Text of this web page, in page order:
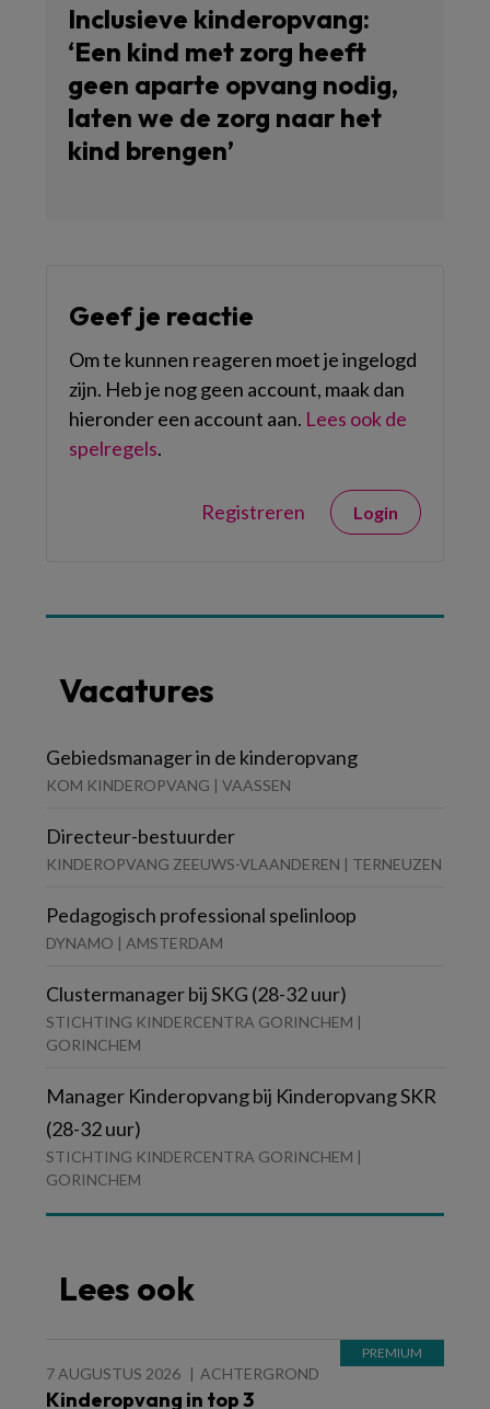
Inclusieve kinderopvang:
‘Een kind met zorg heeft
geen aparte opvang nodig,
laten we de zorg naar het
kind brengen’
Geef je reactie
Om te kunnen reageren moet je ingelogd
zijn. Heb je nog geen account, maak dan
hieronder een account aan. Lees ook de
spelregels.
Registreren Login
Vacatures
Gebiedsmanager in de kinderopvang
KOM KINDEROPVANG | VAASSEN
Directeur-bestuurder
KINDEROPVANG ZEEUWS-VLAANDEREN | TERNEUZEN
Pedagogisch professional spelinloop
DYNAMO | AMSTERDAM
Clustermanager bij SKG (28-32 uur)
STICHTING KINDERCENTRA GORINCHEM |
GORINCHEM
Manager Kinderopvang bij Kinderopvang SKR
(28-32 uur)
STICHTING KINDERCENTRA GORINCHEM |
GORINCHEM
Lees ook
7 AUGUSTUS 2026 ACHTERGROND
Kinderopvang in top 3